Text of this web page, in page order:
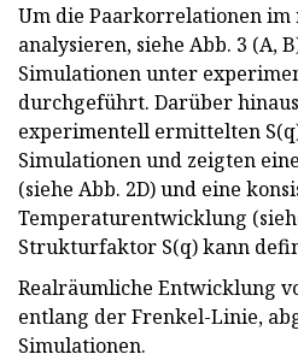
Um die Paarkorrelationen im
analysieren, siehe Abb. 3 (A,
Simulationen unter
durchgeführt. Darüber
experimentell ermittelten
Simulationen und zeigten
(siehe Abb. 2D) und eine
Temperaturentwicklung
Strukturfaktor S(q) kann
Realräumliche Entwicklung
entlang der Frenkel-Linie,
Simulationen.